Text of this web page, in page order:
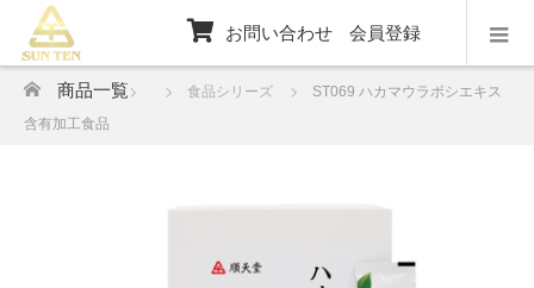
お問い合わせ 会員登録
ホーム
商品一覧 食品シリーズ
ST069 ハカマウラボシエキス
含有加工食品